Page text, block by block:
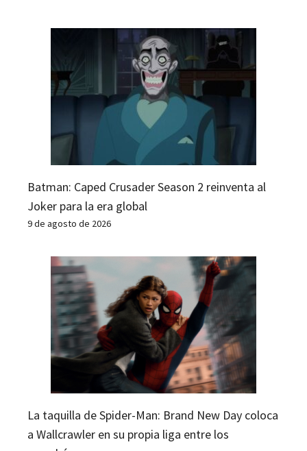
Batman: Caped Crusader Season 2 reinventa al
Joker para la era global
9 de agosto de 2026
La taquilla de Spider-Man: Brand New Day coloca
a Wallcrawler en su propia liga entre los